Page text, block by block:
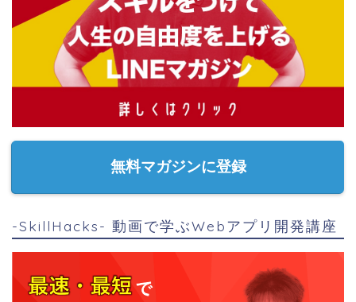
無料マガジンに登録
-SkillHacks- 動画で学ぶWebアプリ開発講座